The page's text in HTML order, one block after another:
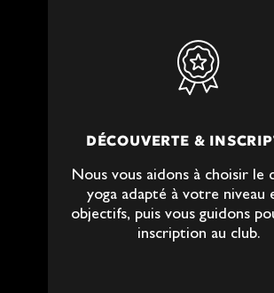
DÉCOUVERTE &
Nous vous aidons à choisir le
yoga adapté à votre niveau
objectifs, puis vous guidons
inscription au club.